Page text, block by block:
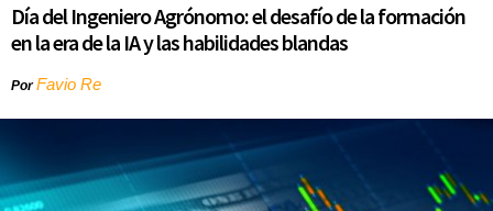
Día del Ingeniero Agrónomo: el desafío de la formación
en la era de la IA y las habilidades blandas
PorFavio Re